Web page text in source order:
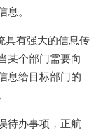
息。
具有强大的信息传
某个部门需要向
息给目标部门的
待办事项，正航